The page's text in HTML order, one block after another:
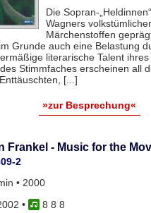
Die Sopran-
Wagners
Märchenstoffen
Grunde auch eine Belastung
literarische Talent ihres
Stimmfaches erscheinen all
[...]
»zur Besprechung«
Frankel - Music for the
2
• 2000
•
8 8 8